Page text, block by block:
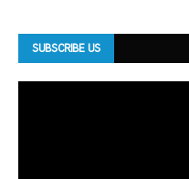
SUBSCRIBE US